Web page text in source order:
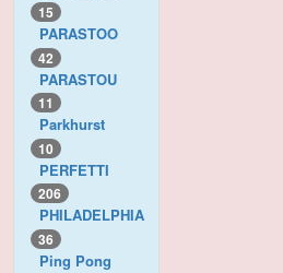
15
PARASTOO
42
PARASTOU
11
Parkhurst
10
PERFETTI
206
PHILADELPHIA
36
Ping Pong